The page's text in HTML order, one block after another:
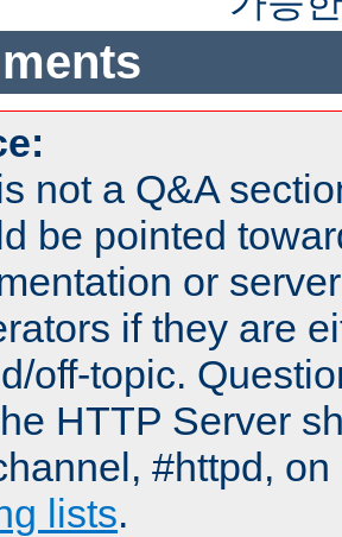
not a Q&A
be pointed
or
if they are
off-topic.
HTTP Server
#httpd,
lists.